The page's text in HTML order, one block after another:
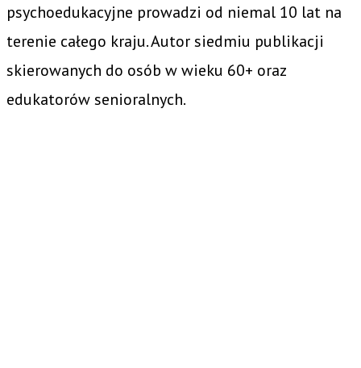
psychoedukacyjne prowadzi od niemal 10 lat na
terenie całego kraju. Autor siedmiu publikacji
skierowanych do osób w wieku 60+ oraz
edukatorów senioralnych.